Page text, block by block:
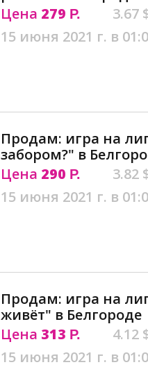
Цена 279 Р.
3.67
15 июня 2021 г. в
Продам: игра на
забором?" в
Цена 290 Р.
3.82
15 июня 2021 г. в
Продам: игра на
живёт" в Белгороде
Цена 313 Р.
4.12
15 июня 2021 г. в